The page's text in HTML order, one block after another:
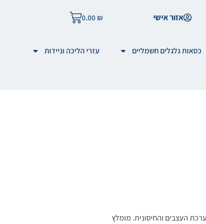
אזור אישי 0.00 ₪
כסאות גלגלים חשמליים עזרי הליכה וניידות
העצבים והחיסונית. מומלץ